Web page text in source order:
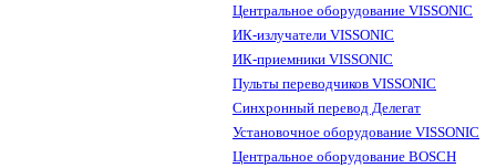
Центральное оборудование VISSONIC
ИК-излучатели VISSONIC
ИК-приемники VISSONIC
Пульты переводчиков VISSONIC
Синхронный перевод Делегат
Установочное оборудование VISSONIC
Центральное оборудование BOSCH